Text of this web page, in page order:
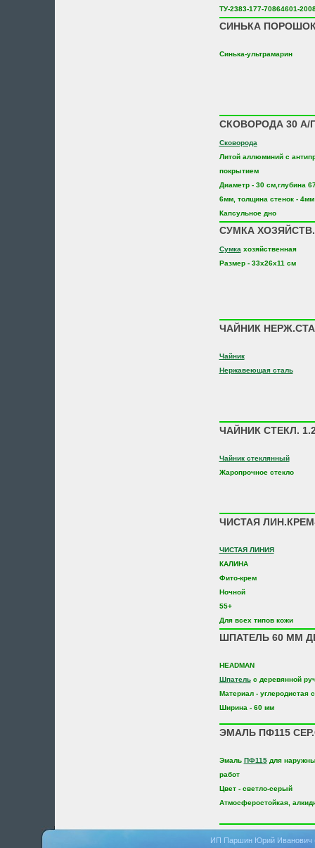
ТУ-2383-177-70864601-
СИНЬКА ПОРОШОК
Синька-ультрамарин
СКОВОРОДА 30 А/
Сковорода
Литой аллюминий с
покрытием
Диаметр - 30 см,глубина
6мм, толщина стенок - 4мм
Капсульное дно
СУМКА ХОЗЯЙСТВ.
Сумка хозяйственная
Размер - 33х26х11 см
ЧАЙНИК
Чайник
Нержавеющая сталь
ЧАЙНИК СТЕКЛ.
Чайник стеклянный
Жаропрочное стекло
ЧИСТАЯ
ЧИСТАЯ ЛИНИЯ
КАЛИНА
Фито-крем
Ночной
55+
Для всех типов кожи
ШПАТЕЛЬ 60 ММ
HEADMAN
Шпательс деревянной
Материал - углеродистая
Ширина - 60 мм
ЭМАЛЬ ПФ115
Эмаль ПФ115для
работ
Цвет - светло-серый
Атмосферостойкая,
ИП Паршин Юрий Иванович